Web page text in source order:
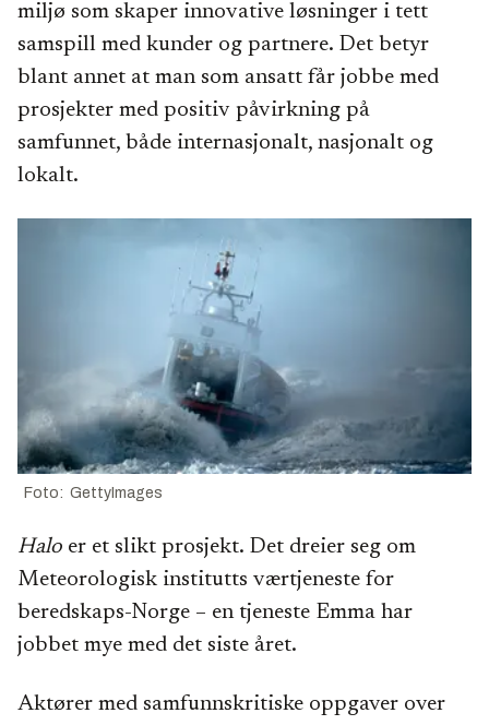
miljø som skaper innovative løsninger i tett
samspill med kunder og partnere. Det betyr
blant annet at man som ansatt får jobbe med
prosjekter med positiv påvirkning på
samfunnet, både internasjonalt, nasjonalt og
lokalt.
Foto: GettyImages
Halo er et slikt prosjekt. Det dreier seg om
Meteorologisk institutts værtjeneste for
beredskaps-Norge – en tjeneste Emma har
jobbet mye med det siste året.
Aktører med samfunnskritiske oppgaver over